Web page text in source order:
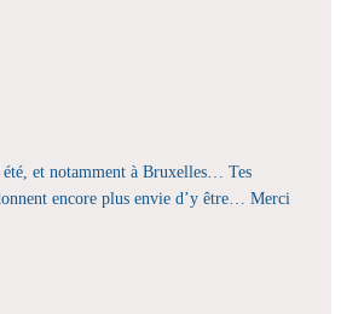
été, et notamment à Bruxelles… Tes
encore plus envie d’y être… Merci